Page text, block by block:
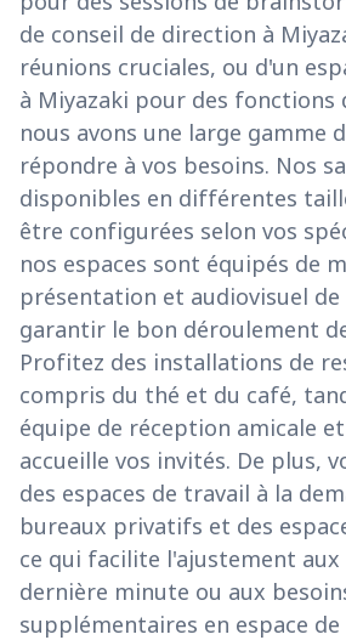
de conseil de direction à
réunions cruciales, ou d'un
à Miyazaki pour des fonctions
nous avons une large gamme
répondre à vos besoins. Nos
disponibles en différentes
être configurées selon vos
nos espaces sont équipés de
présentation et audiovisuel
garantir le bon déroulement
Profitez des installations de
compris du thé et du café,
équipe de réception amicale
accueille vos invités. De plus,
des espaces de travail à la
bureaux privatifs et des
ce qui facilite l'ajustement aux
dernière minute ou aux
supplémentaires en espace